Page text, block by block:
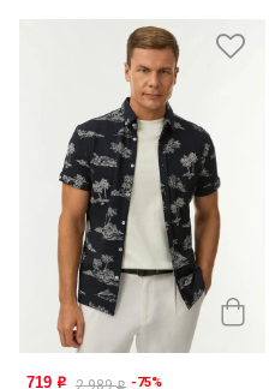
719 o 2 989 -75%